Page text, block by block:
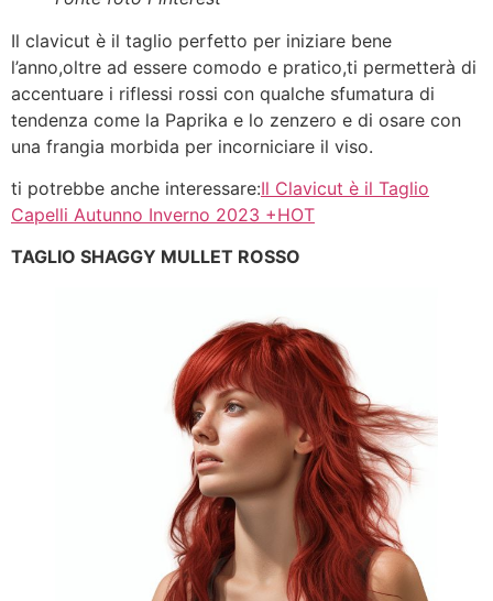
Il clavicut è il taglio perfetto per iniziare bene
l’anno,oltre ad essere comodo e pratico,ti permetterà di
accentuare i riflessi rossi con qualche sfumatura di
tendenza come la Paprika e lo zenzero e di osare con
una frangia morbida per incorniciare il viso.
ti potrebbe anche interessare:Il Clavicut è il Taglio
Capelli Autunno Inverno 2023 +HOT
TAGLIO SHAGGY MULLET ROSSO